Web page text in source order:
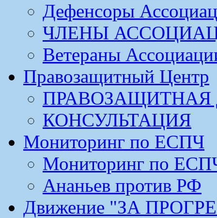
Дефенсоры
ЧЛЕНЫ
Ветераны
Правозащитный Центр
ПРАВОЗАЩИТНАЯ
КОНСУЛЬТАЦИЯ
Мониторинг по ЕСПЧ
Мониторинг по
Ананьев против РФ
Движение "ЗА